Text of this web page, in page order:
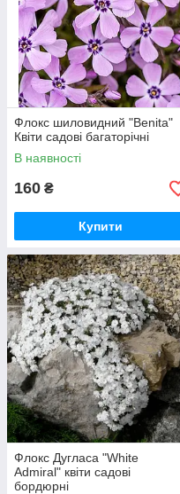
Флокс шиловидний "Benita"
Квіти садові багаторічні
В наявності
160 ₴
Купити
Флокс Дугласа "White
Admiral" квіти садові
бордюрні